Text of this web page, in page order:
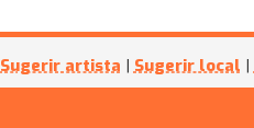
Sugerir artista | Sugerir local |